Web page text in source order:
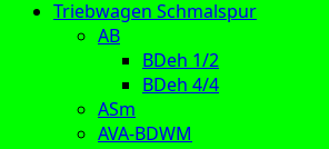
Triebwagen Schmalspur
AB
BDeh 1/2
BDeh 4/4
ASm
AVA-BDWM